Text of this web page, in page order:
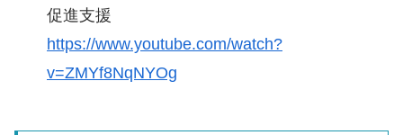
促進支援
https://www.youtube.com/watch?
v=ZMYf8NqNYOg